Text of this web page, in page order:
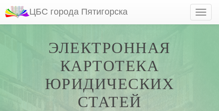
ЦБС города Пятигорска
ЭЛЕКТРОННАЯ
КАРТОТЕКА
ЮРИДИЧЕСКИХ
СТАТЕЙ